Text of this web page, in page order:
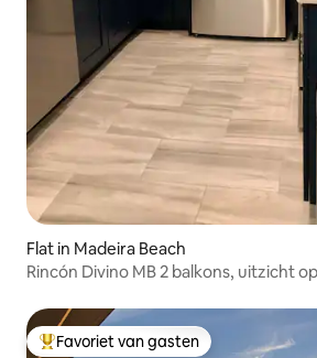
Flat in Madeira Beach
Rincón Divino MB 2 balkons, uitzicht
Topfavoriet van gasten
Favoriet van gasten